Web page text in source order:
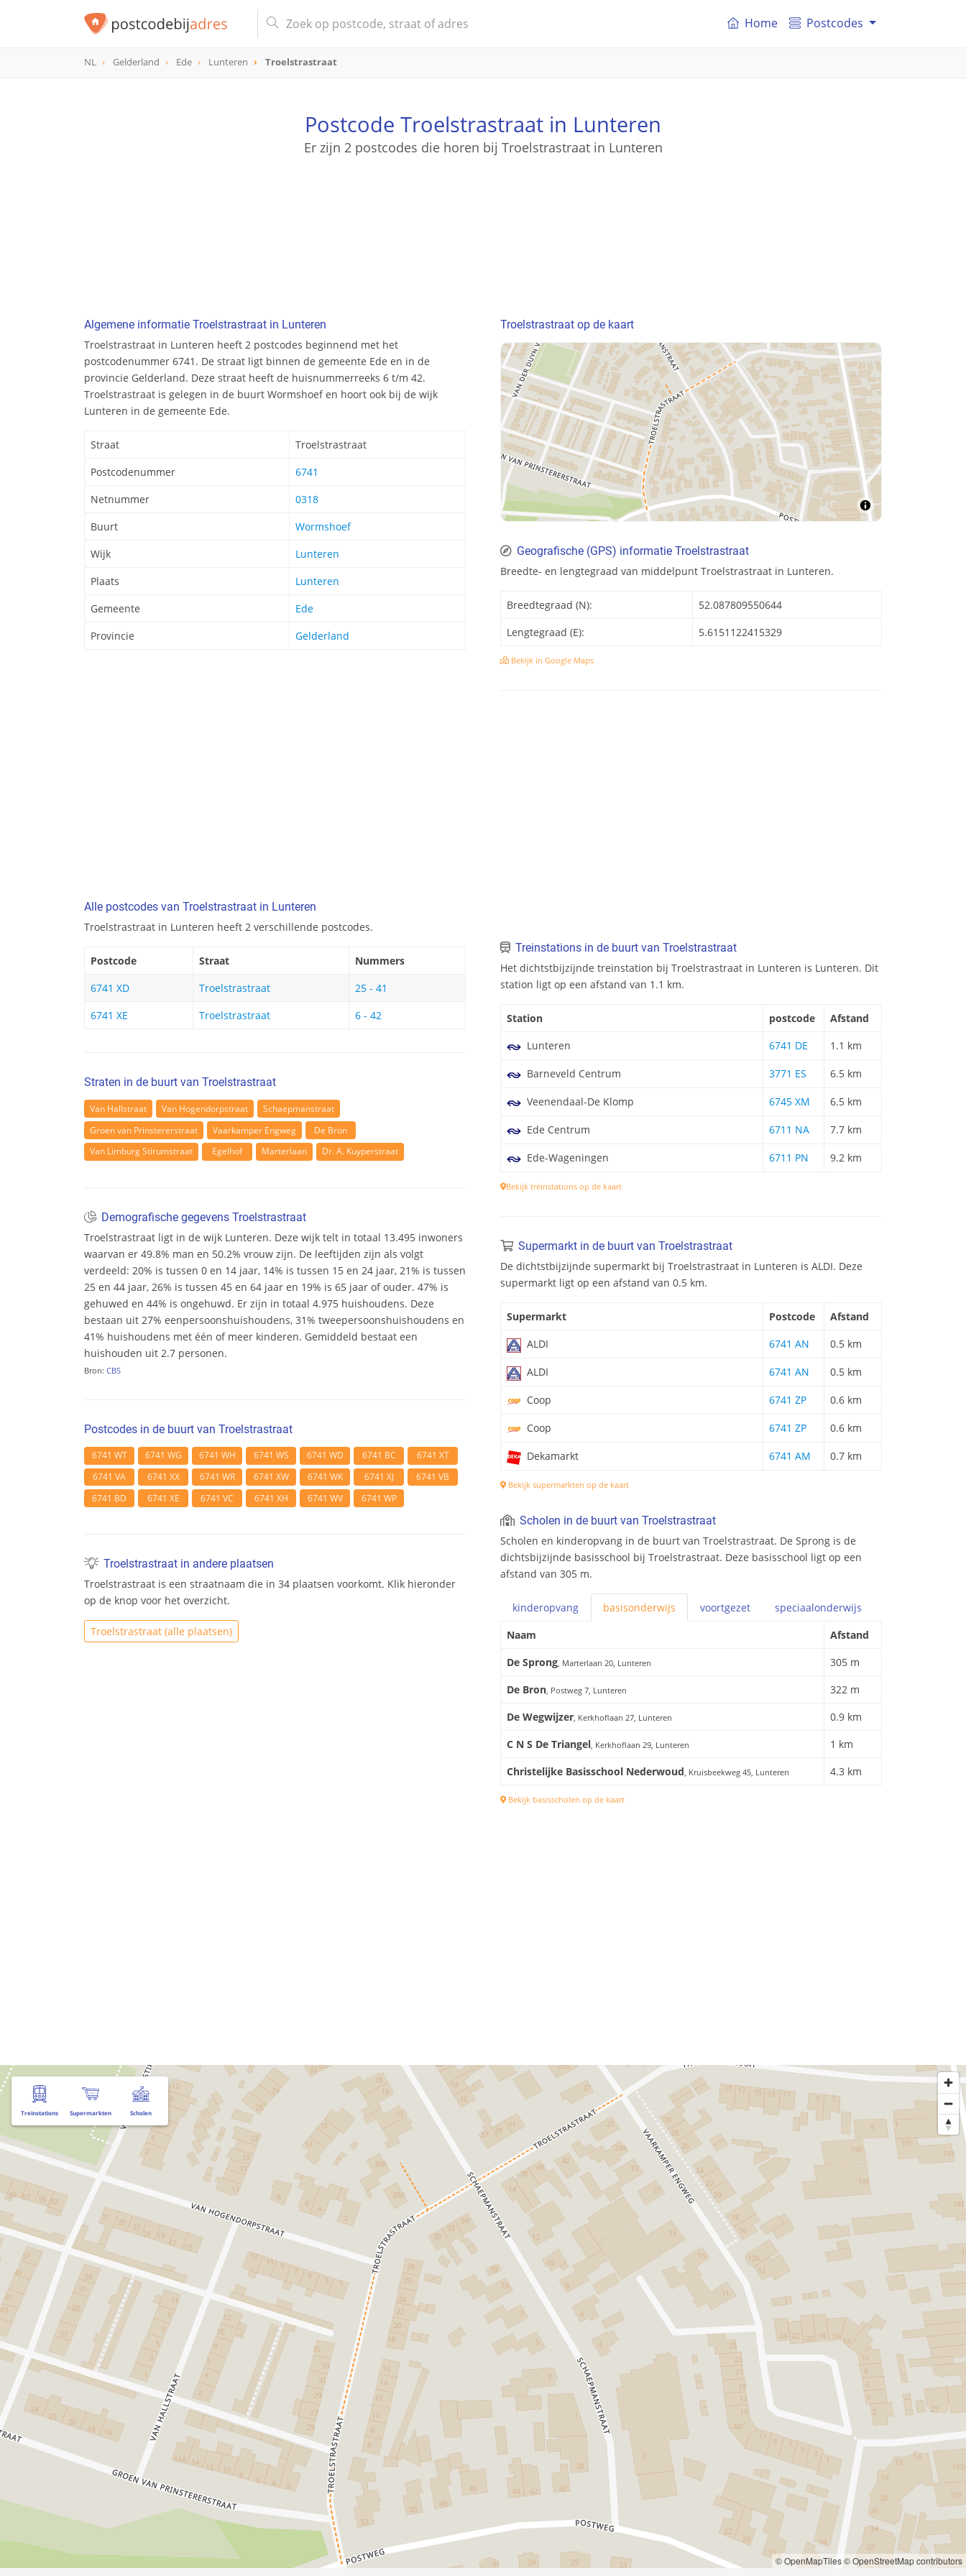
Home Postcodes
NL Gelderland Ede Lunteren Troelstrastraat
Postcode Troelstrastraat in Lunteren
Er zijn 2 postcodes die horen bij Troelstrastraat in Lunteren
Algemene informatie Troelstrastraat in Lunteren
Troelstrastraat in Lunteren heeft 2 postcodes beginnend met het
postcodenummer 6741. De straat ligt binnen de gemeente Ede en in de
provincie Gelderland. Deze straat heeft de huisnummerreeks 6 t/m 42.
Troelstrastraat is gelegen in de buurt Wormshoef en hoort ook bij de wijk
Lunteren in de gemeente Ede.
Straat
Troelstrastraat
Postcodenummer
6741
Netnummer
0318
Buurt
Wormshoef
Wijk
Lunteren
Plaats
Lunteren
Gemeente
Ede
Provincie
Gelderland
Alle postcodes van Troelstrastraat in Lunteren
Troelstrastraat in Lunteren heeft 2 verschillende postcodes.
Postcode Straat
Nummers
6741 XD
Troelstrastraat
25 - 41
6741 XE
Troelstrastraat 6 - 42
Straten in de buurt van Troelstrastraat
Van Hallstraat Van Hogendorpstraat
Schaepmanstraat
Groen van Prinstererstraat
Vaarkamper Engweg
De Bron
Van Limburg Stirumstraat
Egelhof Marterlaan Dr. A. Kuyperstraat
Demografische gegevens Troelstrastraat
Troelstrastraat ligt in de wijk Lunteren. Deze wijk telt in totaal 13.495 inwoners
waarvan er 49.8% man en 50.2% vrouw zijn. De leeftijden zijn als volgt
verdeeld: 20% is tussen 0 en 14 jaar, 14% is tussen 15 en 24 jaar, 21% is tussen
25 en 44 jaar, 26% is tussen 45 en 64 jaar en 19% is 65 jaar of ouder. 47% is
gehuwed en 44% is ongehuwd. Er zijn in totaal 4.975 huishoudens. Deze
bestaan uit 27% eenpersoonshuishoudens, 31% tweepersoonshuishoudens en
41% huishoudens met één of meer kinderen. Gemiddeld bestaat een
huishouden uit 2.7 personen.
Bron: CBS
Postcodes in de buurt van Troelstrastraat
6741 WT 6741 WG 6741 WH 6741 WS 6741 WD 6741 BC
6741 XT
6741 VA
6741 XX 6741 WR 6741 XW 6741 WK 6741 XJ
6741 VB
6741 BD
6741 XE 6741 VC 6741 XH 6741 WV 6741 WP
Troelstrastraat in andere plaatsen
Troelstrastraat is een straatnaam die in 34 plaatsen voorkomt. Klik hieronder
op de knop voor het overzicht.
Troelstrastraat (alle plaatsen)
Troelstrastraat op de kaart
Geografische (GPS) informatie Troelstrastraat
Breedte- en lengtegraad van middelpunt Troelstrastraat in Lunteren.
Breedtegraad (N):
52.087809550644
Lengtegraad (E):
5.6151122415329
Bekijk in Google Maps
Treinstations in de buurt van Troelstrastraat
Het dichtstbijzijnde treinstation bij Troelstrastraat in Lunteren is Lunteren. Dit
station ligt op een afstand van 1.1 km.
Station postcode
Afstand
Lunteren
6741 DE 1.1 km
Barneveld Centrum 3771 ES 6.5 km
Veenendaal-De Klomp 6745 XM 6.5 km
Ede Centrum 6711 NA 7.7 km
Ede-Wageningen 6711 PN 9.2 km
Bekijk treinstations op de kaart
Supermarkt in de buurt van Troelstrastraat
De dichtstbijzijnde supermarkt bij Troelstrastraat in Lunteren is ALDI. Deze
supermarkt ligt op een afstand van 0.5 km.
Supermarkt Postcode
Afstand
ALDI
6741 AN 0.5 km
ALDI 6741 AN 0.5 km
Coop 6741 ZP 0.6 km
Coop 6741 ZP 0.6 km
Dekamarkt 6741 AM 0.7 km
Bekijk supermarkten op de kaart
Scholen in de buurt van Troelstrastraat
Scholen en kinderopvang in de buurt van Troelstrastraat. De Sprong is de
dichtsbijzijnde basisschool bij Troelstrastraat. Deze basisschool ligt op een
afstand van 305 m.
kinderopvang basisonderwijs voortgezet speciaalonderwijs
Naam
Afstand
De Sprong, Marterlaan 20, Lunteren
305 m
De Bron, Postweg 7, Lunteren
322 m
De Wegwijzer, Kerkhoflaan 27, Lunteren
0.9 km
C N S De Triangel, Kerkhoflaan 29, Lunteren
1 km
Christelijke Basisschool Nederwoud, Kruisbeekweg 45, Lunteren 4.3 km
Bekijk basisscholen op de kaart
Treinstations Supermarkten Scholen
© OpenMapTiles© OpenStreetMap contributors